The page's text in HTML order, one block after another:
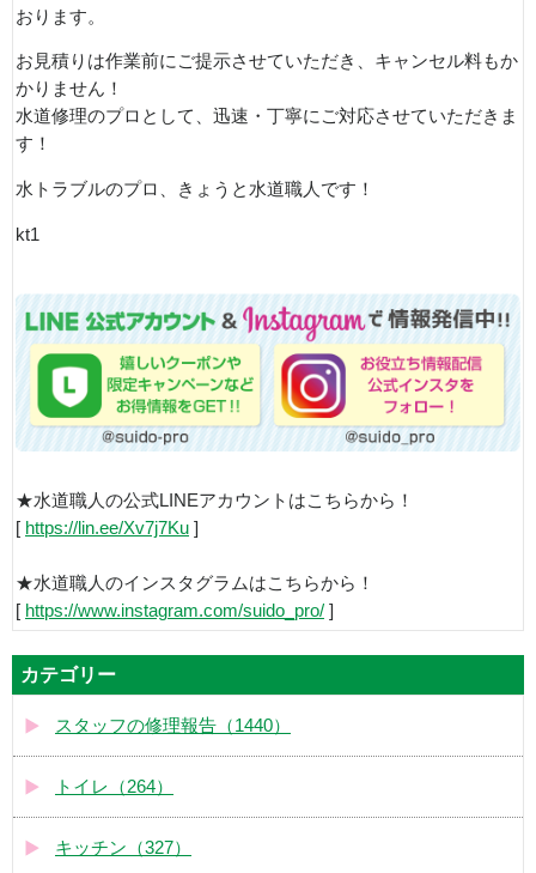
おります。
お見積りは作業前にご提示させていただき、キャンセル料もか
かりません！
水道修理のプロとして、迅速・丁寧にご対応させていただきま
す！
水トラブルのプロ、きょうと水道職人です！
kt1
★水道職人の公式LINEアカウントはこちらから！
[ https://lin.ee/Xv7j7Ku ]
★水道職人のインスタグラムはこちらから！
[ https://www.instagram.com/suido_pro/ ]
カテゴリー
スタッフの修理報告（1440）
トイレ（264）
キッチン（327）